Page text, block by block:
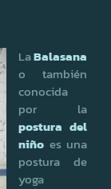
LaBalasana
o también
conocida
por la
postura del
niño es una
postura de
yoga